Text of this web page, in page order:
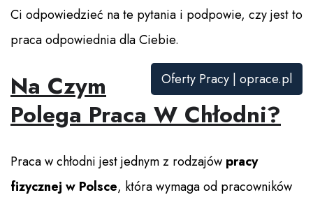
Ci odpowiedzieć na te pytania i podpowie, czy jest to
praca odpowiednia dla Ciebie.
Oferty Pracy | oprace.pl
Na Czym
Polega Praca W Chłodni?
Praca w chłodni jest jednym z rodzajów pracy
fizycznej w Polsce, która wymaga od pracowników